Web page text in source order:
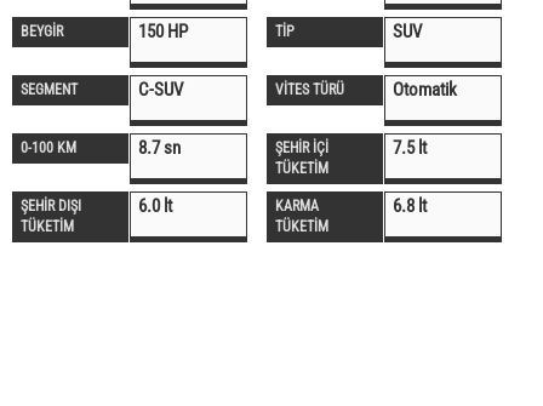
BEYGİR 150 HP TİP SUV
SEGMENT C-SUV VİTES TÜRÜ Otomatik
0-100 KM 8.7 sn
ŞEHİR İÇİ
TÜKETİM
7.5 lt
ŞEHİR DIŞI
TÜKETİM
6.0 lt
KARMA
TÜKETİM
6.8 lt